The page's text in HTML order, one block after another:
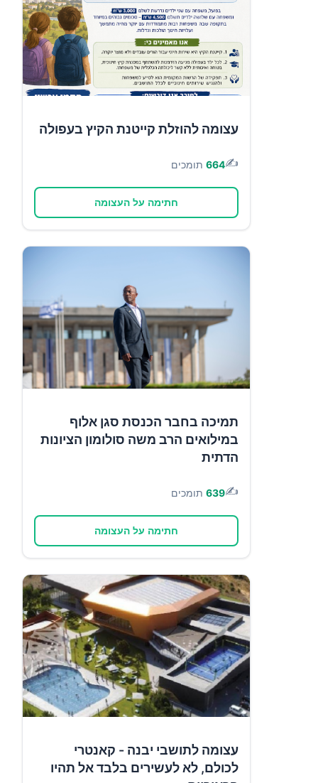
עצומה להוזלת קייטנת הקיץ בעפולה
✍️
664 תומכים
חתימה על העצומה
תמיכה בחבר הכנסת סגן אלוף
במילואים הרב משה סולומון הציונות
הדתית
✍️
639 תומכים
חתימה על העצומה
עצומה לתושבי יבנה - קאנטרי
לכולם, לא לעשירים בלבד אל תהיו